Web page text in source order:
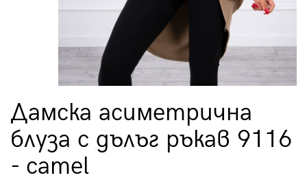
Дамска асиметрична
блуза с дълъг ръкав 9116
- camel